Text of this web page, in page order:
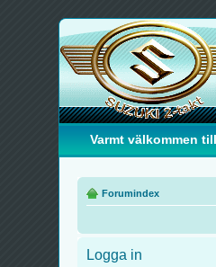
Varmt välkommen
Forumindex
Logga in